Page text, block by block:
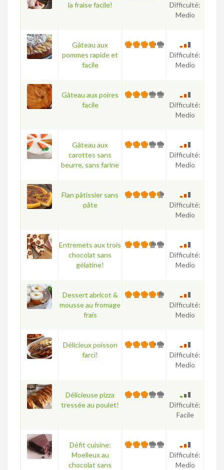
la fraise facile!
Difficulté:
Medio
Gâteau aux
pommes rapide et
facile
Difficulté:
Medio
Gâteau aux poires
facile
Difficulté:
Medio
Gâteau aux
carottes sans
beurre, sans farine
Difficulté:
Medio
Flan pâtissier sans
pâte
Difficulté:
Medio
Entremets aux trois
chocolat sans
gélatine!
Difficulté:
Medio
Dessert abricot &
mousse au fromage
frais
Difficulté:
Medio
Délicieux poisson
farci!
Difficulté:
Medio
Délicieuse pizza
tressée au poulet!
Difficulté:
Facile
Défit cuisine:
Moelleux au
chocolat sans
Difficulté:
Medio